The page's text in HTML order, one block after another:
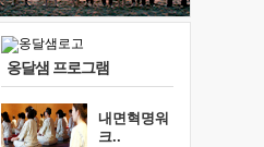
보고 싶은 어머니
못된 꼰대들
옹달샘 프로그램
내면혁명워
크..